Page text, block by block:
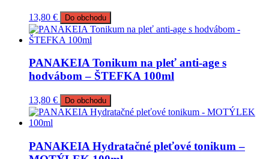
13,80 € Do obchodu
PANAKEIA Tonikum na pleť anti-age s
hodvábom – ŠTEFKA 100ml
13,80 € Do obchodu
PANAKEIA Hydratačné pleťové tonikum –